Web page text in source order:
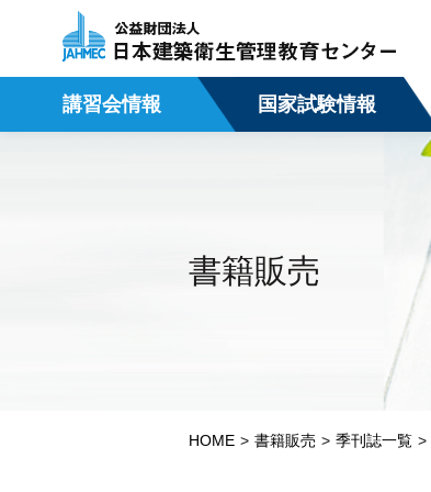
講習会情報 国家試験情報
書籍販売
HOME 書籍販売 季刊誌一覧